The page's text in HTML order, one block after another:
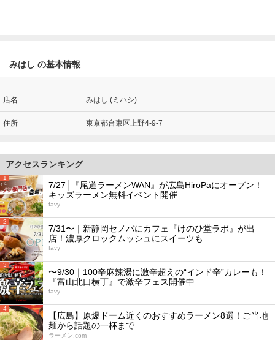
みはし の基本情報
店名 みはし (ミハシ)
住所 東京都台東区上野4-9-7
アクセスランキング
1
7/27│『尾道ラーメンWAN』が広島HiroPaにオープン！
キッズラーメン無料イベント開催
favy
2
7/31〜｜新静岡セノバにカフェ『けのひ堂ラボ』が出
店！濃厚クロックムッシュにスイーツも
favy
3
〜9/30｜100辛麻辣湯に激辛超えの“インド辛”カレーも！
『富山北口横丁』で激辛フェス開催中
favy
4
【広島】原爆ドーム近くのおすすめラーメン8選！ご当地
麺から話題の一杯まで
ラーメン.com